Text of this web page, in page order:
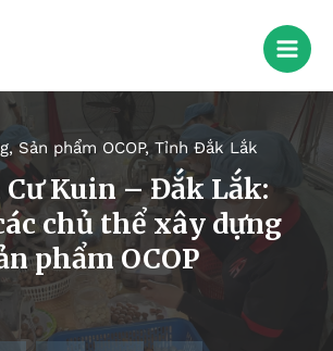
, Sản phẩm OCOP, Tỉnh Đắk Lắk
Kuin – Đắk Lắk:
chủ thể xây dựng
phẩm OCOP